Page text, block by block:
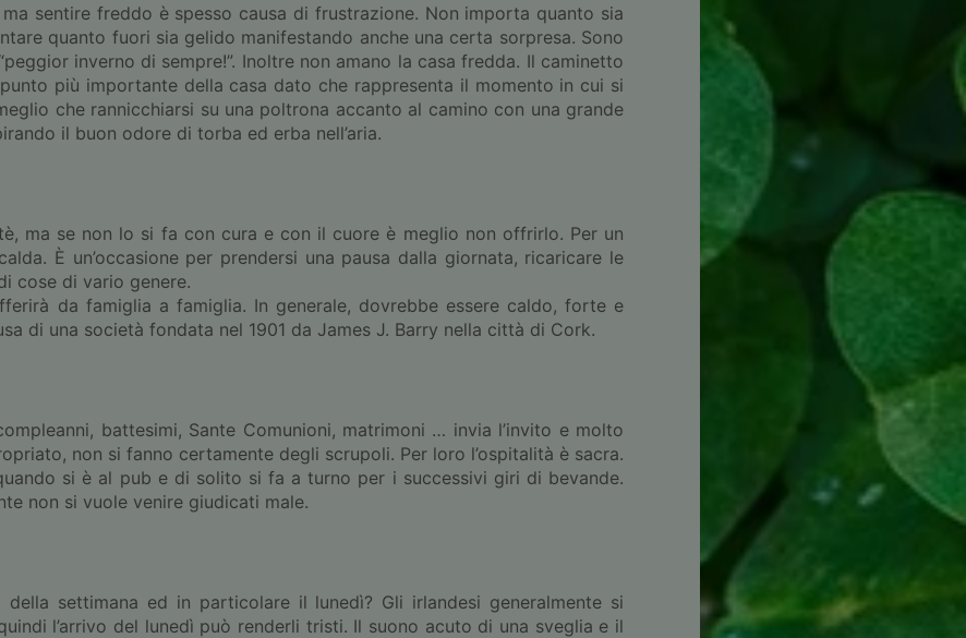
sentire freddo è spesso causa di frustrazione. Non importa quanto sia
quanto fuori sia gelido manifestando anche una certa sorpresa. Sono
inverno di sempre!”. Inoltre non amano la casa fredda. Il caminetto
più importante della casa dato che rappresenta il momento in cui si
che rannicchiarsi su una poltrona accanto al camino con una grande
il buon odore di torba ed erba nell’aria.
ma se non lo si fa con cura e con il cuore è meglio non offrirlo. Per un
È un’occasione per prendersi una pausa dalla giornata, ricaricare le
cose di vario genere.
da famiglia a famiglia. In generale, dovrebbe essere caldo, forte e
di una società fondata nel 1901 da James J. Barry nella città di Cork.
battesimi, Sante Comunioni, matrimoni … invia l’invito e molto
non si fanno certamente degli scrupoli. Per loro l’ospitalità è sacra.
si è al pub e di solito si fa a turno per i successivi giri di bevande.
non si vuole venire giudicati male.
settimana ed in particolare il lunedì? Gli irlandesi generalmente si
l’arrivo del lunedì può renderli tristi. Il suono acuto di una sveglia e il